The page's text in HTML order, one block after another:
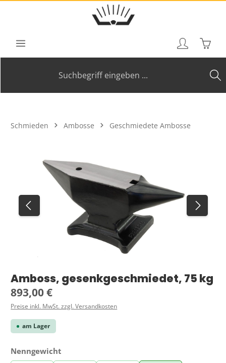
Zum Hauptinhalt springen
Schmieden Ambosse Geschmiedete Ambosse
Amboss, gesenkgeschmiedet, 75 kg
Regulärer Preis:
893,00 €
Preise inkl. MwSt. zzgl. Versandkosten
am Lager
Nenngewicht